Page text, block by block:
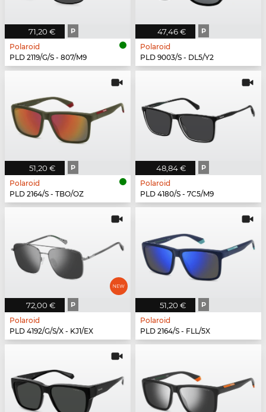
71,20 € P
Polaroid
PLD 2119/G/S - 807/M9
47,46 € P
Polaroid
PLD 9003/S - DL5/Y2
51,20 € P
Polaroid
PLD 2164/S - TBO/OZ
48,84 € P
Polaroid
PLD 4180/S - 7C5/M9
72,00 € P
Polaroid
PLD 4192/G/S/X - KJ1/EX
51,20 € P
Polaroid
PLD 2164/S - FLL/5X